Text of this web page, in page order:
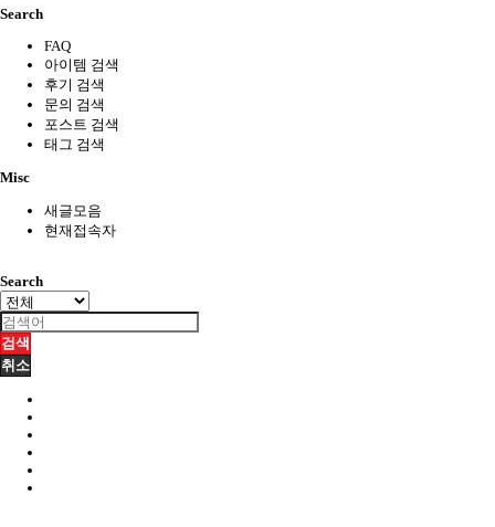
Search
FAQ
아이템 검색
후기 검색
문의 검색
포스트 검색
태그 검색
Misc
새글모음
현재접속자
Search
검색
취소